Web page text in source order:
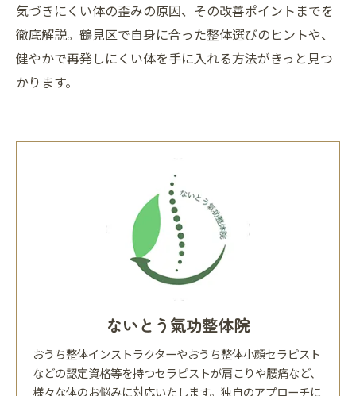
気づきにくい体の歪みの原因、その改善ポイントまでを
徹底解説。鶴見区で自身に合った整体選びのヒントや、
健やかで再発しにくい体を手に入れる方法がきっと見つ
かります。
ないとう氣功整体院
おうち整体インストラクターやおうち整体小顔セラピスト
などの認定資格等を持つセラピストが肩こりや腰痛など、
様々な体のお悩みに対応いたします。独自のアプローチに